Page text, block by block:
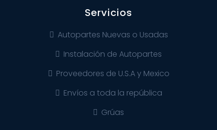
Servicios
Autopartes Nuevas o Usadas
Instalación de Autopartes
Proveedores de U.S.A y Mexico
Envíos a toda la república
Grúas